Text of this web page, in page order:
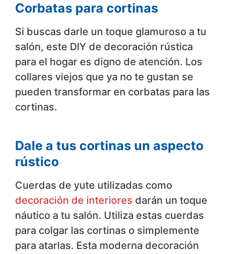
Corbatas para cortinas
Si buscas darle un toque glamuroso a tu
salón, este DIY de decoración rústica
para el hogar es digno de atención. Los
collares viejos que ya no te gustan se
pueden transformar en corbatas para las
cortinas.
Dale a tus cortinas un aspecto
rústico
Cuerdas de yute utilizadas como
decoración de interiores darán un toque
náutico a tu salón. Utiliza estas cuerdas
para colgar las cortinas o simplemente
para atarlas. Esta moderna decoración